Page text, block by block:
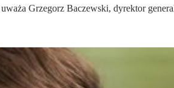
Grzegorz Baczewski, dyrektor